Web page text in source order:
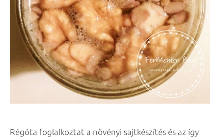
Régóta foglalkoztat a növényi sajtkészítés és az így